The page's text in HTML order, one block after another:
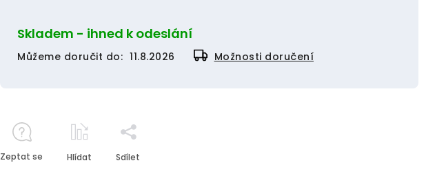
Skladem - ihned k odeslání
Můžeme doručit do: 11.8.2026 Možnosti doručení
Zeptat se Hlídat Sdílet